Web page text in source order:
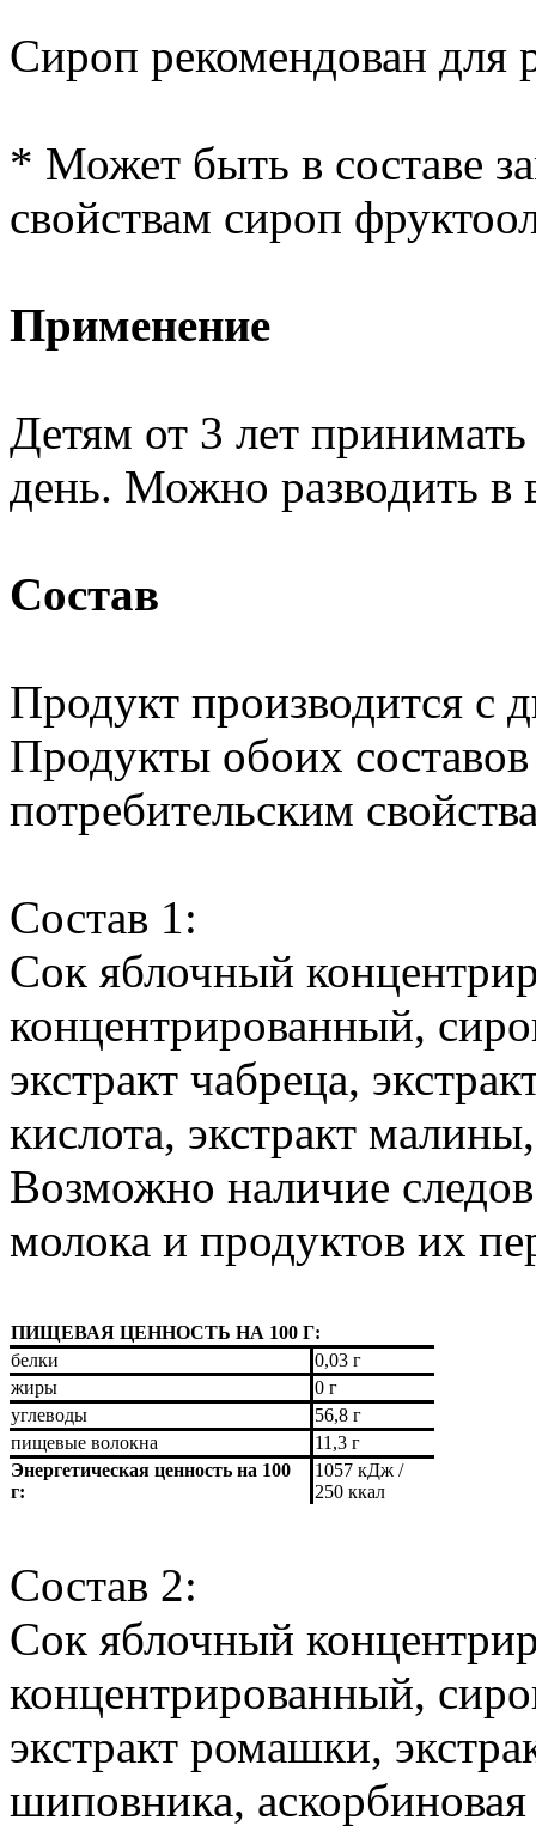
Сироп рекомендован для
* Может быть в составе
свойствам сироп
Применение
Детям от 3 лет
день. Можно разводить в
Состав
Продукт производится с
Продукты обоих
потребительским
Состав 1:
Сок яблочный
концентрированный,
экстракт чабреца,
кислота, экстракт
Возможно наличие
молока и продуктов их
ПИЩЕВАЯ ЦЕННОСТЬ НА 100 Г:
белки
0,03 г
жиры
0 г
углеводы
56,8 г
пищевые волокна
11,3 г
Энергетическая ценность на 100
г:
1057 кДж /
250 ккал
Состав 2:
Сок яблочный
концентрированный,
экстракт ромашки,
шиповника,